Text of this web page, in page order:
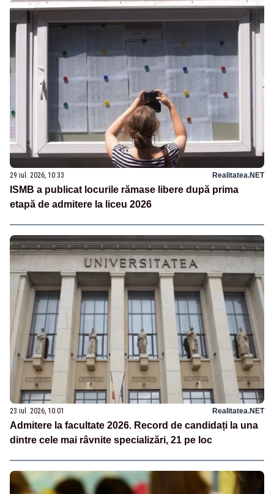
29 iul. 2026, 10:33 Realitatea.NET
ISMB a publicat locurile rămase libere după prima
etapă de admitere la liceu 2026
23 iul. 2026, 10:01 Realitatea.NET
Admitere la facultate 2026. Record de candidați la una
dintre cele mai râvnite specializări, 21 pe loc